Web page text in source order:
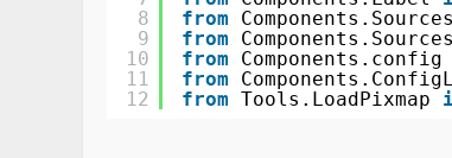
8
9
10
11
12
from
from
from
Components.config
from
from Tools.LoadPixmap